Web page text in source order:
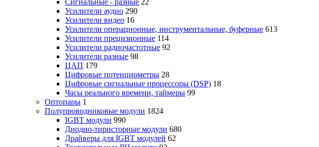
Усилители аудио 290
Усилители видео 16
Усилители операционные, инструментальные, буферные 613
Усилители прецизионные 114
Усилители радиочастотные 92
Усилители разные 98
ЦАП 179
Цифровые потенциометры 28
Цифровые сигнальные процессоры (DSP) 18
Часы реального времени, таймеры 99
Оптопары 1
Полупроводниковые модули 1824
IGBT модули 990
Диодно-тиристорные модули 680
Драйверы для IGBT модулей 62